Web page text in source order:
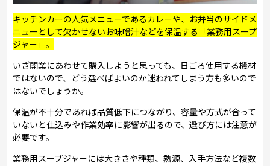
キッチンカーの人気メニューであるカレーや、お弁当のサイドメ
ニューとして欠かせないお味噌汁などを保温する「業務用スープ
ジャー」。
いざ開業にあわせて購入しようと思っても、日ごろ使用する機材
ではないので、どう選べばよいのか迷われてしまう方も多いので
はないでしょうか。
保温が不十分であれば品質低下につながり、容量や方式が合って
いないと仕込みや作業効率に影響が出るので、選び方には注意が
必要です。
業務用スープジャーには大きさや種類、熱源、入手方法など複数